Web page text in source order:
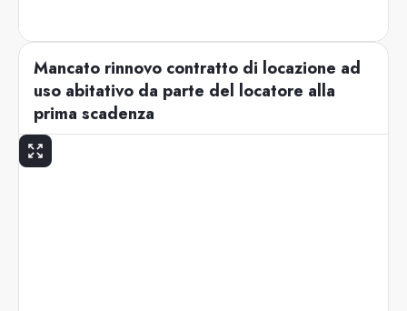
Mancato rinnovo contratto di locazione ad
uso abitativo da parte del locatore alla
prima scadenza